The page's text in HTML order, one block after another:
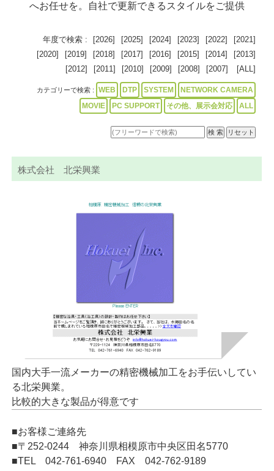
へお任せを。自社で更新できるスタイルをご提供
年度で検索 : [2026] [2025] [2024] [2023] [2022]
[2021]
[2020]
[2019] [2018] [2017] [2016] [2015] [2014]
[2013]
[2012]
[2011] [2010] [2009] [2008] [2007] [ALL]
カテゴリーで検索 : WEB DTP SYSTEM
NETWORK CAMERA
MOVIE
PC SUPPORT その他、展示会対応 ALL
株式会社 北栄興業
国内大手一流メーカーの精密機械加工をお手伝いしてい
る北栄興業。
比較的大きな製品が得意です
■お客様ご連絡先
■〒252-0244 神奈川県相模原市中央区田名5770
■TEL 042-761-6940 FAX 042-762-9189